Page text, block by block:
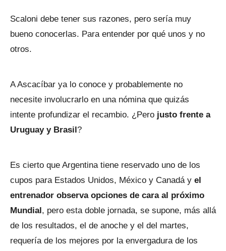
Scaloni debe tener sus razones, pero sería muy
bueno conocerlas. Para entender por qué unos y no
otros.
A Ascacíbar ya lo conoce y probablemente no
necesite involucrarlo en una nómina que quizás
intente profundizar el recambio. ¿Pero justo frente a
Uruguay y Brasil?
Es cierto que Argentina tiene reservado uno de los
cupos para Estados Unidos, México y Canadá y el
entrenador observa opciones de cara al próximo
Mundial, pero esta doble jornada, se supone, más allá
de los resultados, el de anoche y el del martes,
requería de los mejores por la envergadura de los